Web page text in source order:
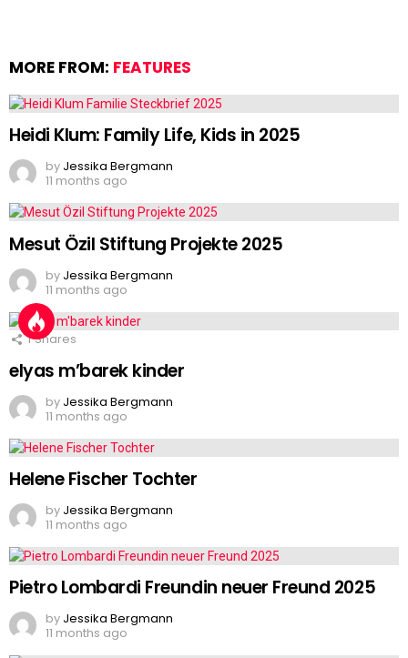
MORE FROM: FEATURES
Heidi Klum: Family Life, Kids in 2025
by Jessika Bergmann
11 months ago
Mesut Özil Stiftung Projekte 2025
by Jessika Bergmann
11 months ago
1 Shares
elyas m’barek kinder
by Jessika Bergmann
11 months ago
Helene Fischer Tochter
by Jessika Bergmann
11 months ago
Pietro Lombardi Freundin neuer Freund 2025
by Jessika Bergmann
11 months ago